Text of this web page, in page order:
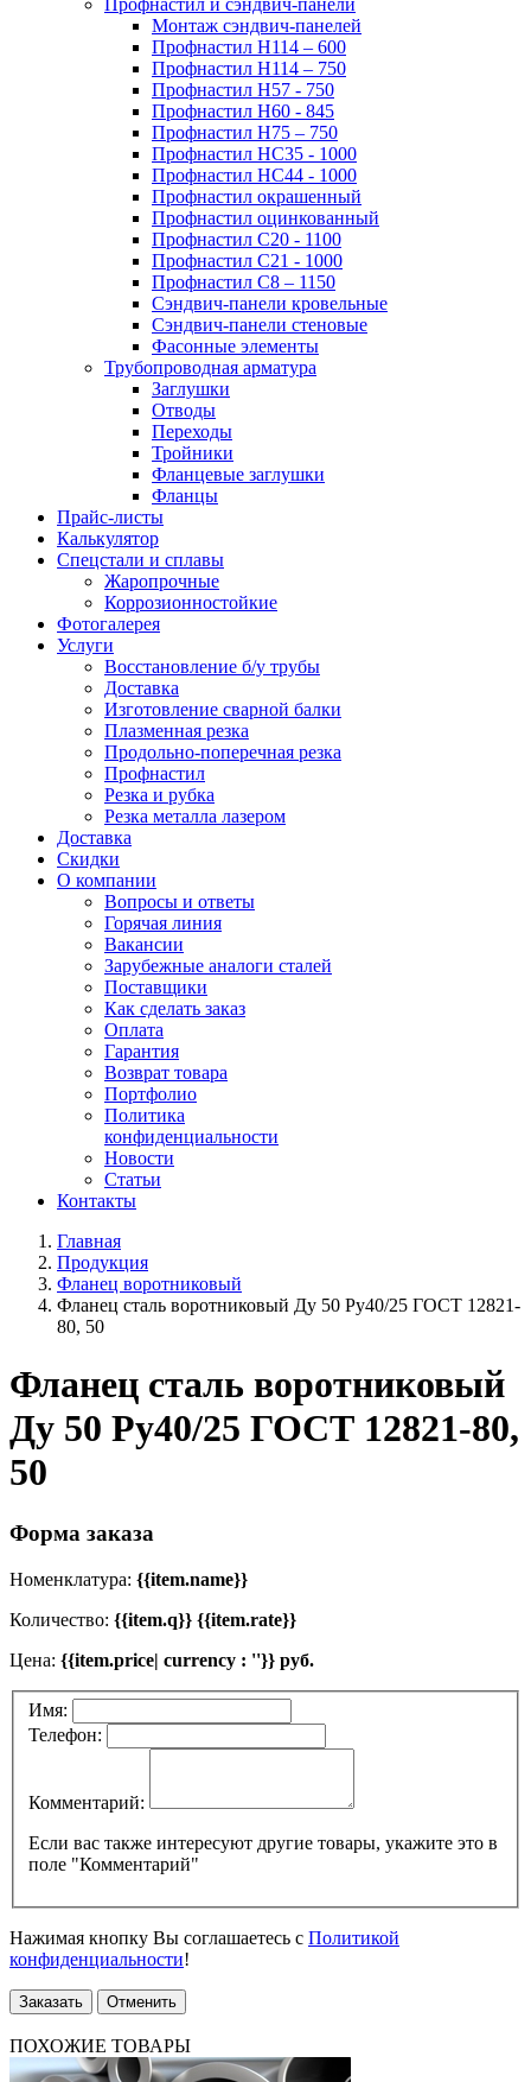
Профнастил и сэндвич-панели
Монтаж сэндвич-панелей
Профнастил Н114 – 600
Профнастил Н114 – 750
Профнастил Н57 - 750
Профнастил Н60 - 845
Профнастил Н75 – 750
Профнастил НС35 - 1000
Профнастил НС44 - 1000
Профнастил окрашенный
Профнастил оцинкованный
Профнастил С20 - 1100
Профнастил С21 - 1000
Профнастил С8 – 1150
Сэндвич-панели кровельные
Сэндвич-панели стеновые
Фасонные элементы
Трубопроводная арматура
Заглушки
Отводы
Переходы
Тройники
Фланцевые заглушки
Фланцы
Прайс-листы
Калькулятор
Спецстали и сплавы
Жаропрочные
Коррозионностойкие
Фотогалерея
Услуги
Восстановление б/у трубы
Доставка
Изготовление сварной балки
Плазменная резка
Продольно-поперечная резка
Профнастил
Резка и рубка
Резка металла лазером
Доставка
Скидки
О компании
Вопросы и ответы
Горячая линия
Вакансии
Зарубежные аналоги сталей
Поставщики
Как сделать заказ
Оплата
Гарантия
Возврат товара
Портфолио
Политика
конфиденциальности
Новости
Статьи
Контакты
Главная
Продукция
Фланец воротниковый
Фланец сталь воротниковый Ду 50 Ру40/25 ГОСТ 12821-
80, 50
Фланец сталь воротниковый
Ду 50 Ру40/25 ГОСТ 12821-80,
50
Форма заказа
Номенклатура: {{item.name}}
Количество: {{item.q}} {{item.rate}}
Цена: {{item.price| currency : ''}} руб.
Имя:
Телефон:
Комментарий:
Если вас также интересуют другие товары, укажите это в
поле "Комментарий"
Нажимая кнопку Вы соглашаетесь с Политикой
конфиденциальности!
Заказать Отменить
ПОХОЖИЕ ТОВАРЫ